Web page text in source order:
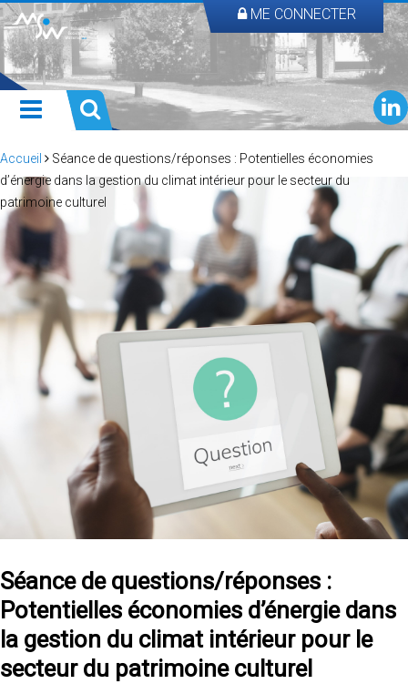
ME CONNECTER
Accueil
Séance de questions/réponses : Potentielles économies
d’énergie dans la gestion du climat intérieur pour le secteur du
patrimoine culturel
Séance de questions/réponses :
Potentielles économies d’énergie dans
la gestion du climat intérieur pour le
secteur du patrimoine culturel